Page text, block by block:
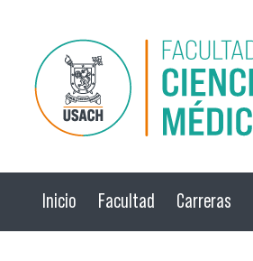
Pasar al contenido principal
Inicio Facultad Carreras